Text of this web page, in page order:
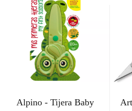
Alpino - Tijera Baby